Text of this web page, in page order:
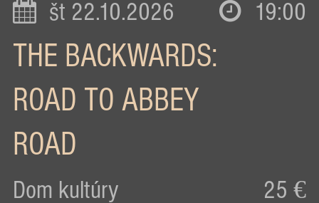
št 22.10.2026 19:00
THE BACKWARDS:
ROAD TO ABBEY
ROAD
Dom kultúry 25 €